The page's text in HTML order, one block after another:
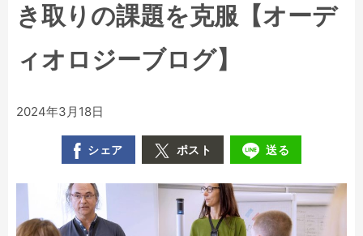
き取りの課題を克服【オーデ
ィオロジーブログ】
2024年3月18日
シェア ポスト 送る